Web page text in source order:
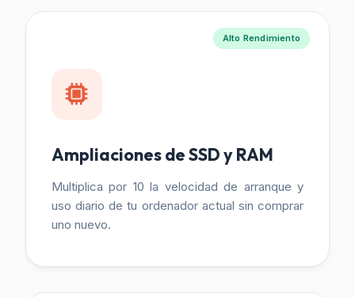
Alto Rendimiento
Ampliaciones de SSD y RAM
Multiplica por 10 la velocidad de arranque y
uso diario de tu ordenador actual sin comprar
uno nuevo.